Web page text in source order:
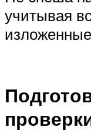
учитывая